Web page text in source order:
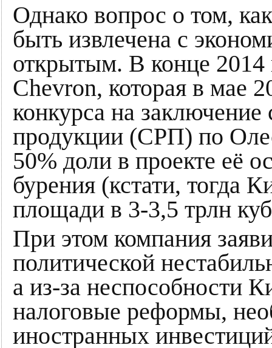
Однако вопрос о том,
быть извлечена с
открытым. В конце 2014
Chevron, которая в мае
конкурса на заключение
продукции (СРП) по
50% доли в проекте её
бурения (кстати, тогда
площади в 3-3,5 трлн
При этом компания
политической
а из-за неспособности
налоговые реформы,
иностранных